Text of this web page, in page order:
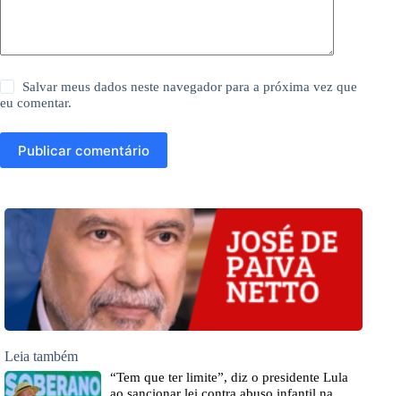
Salvar meus dados neste navegador para a próxima vez que
eu comentar.
Publicar comentário
Leia também
“Tem que ter limite”, diz o presidente Lula